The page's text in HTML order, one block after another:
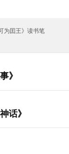
为囯王》读书笔
》
话》